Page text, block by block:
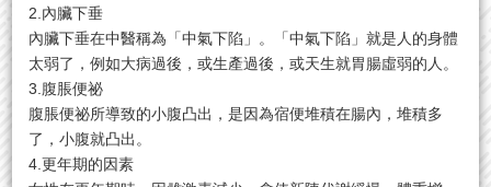
2.內臟下垂
內臟下垂在中醫稱為「中氣下陷」。「中氣下陷」就是人的身體
太弱了，例如大病過後，或生產過後，或天生就胃腸虛弱的人。
3.腹脹便祕
腹脹便祕所導致的小腹凸出，是因為宿便堆積在腸內，堆積多
了，小腹就凸出。
4.更年期的因素